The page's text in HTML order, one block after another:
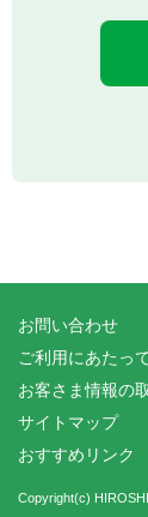
お問い合わせ
ご利用にあたっ
お客さま情報の
サイトマップ
おすすめリンク
Copyright(c)